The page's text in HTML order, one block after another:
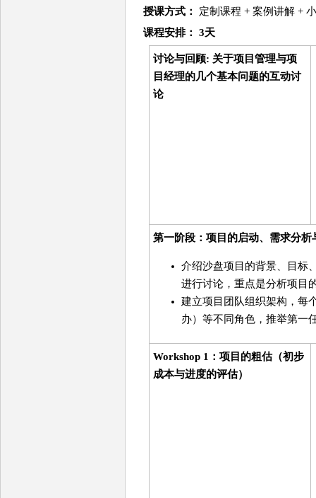
授课方式：
定制课程 + 案例讲解 +
课程安排： 3天
讨论与回顾: 关于项目管理与项
目经理的几个基本问题的互动讨
论
第一阶段：项目的启动、需求分析
介绍沙盘项目的背景、目标
进行讨论，重点是分析项目
建立项目团队组织架构，每
办）等不同角色，推举第一
Workshop 1：项目的粗估（初步
成本与进度的评估）